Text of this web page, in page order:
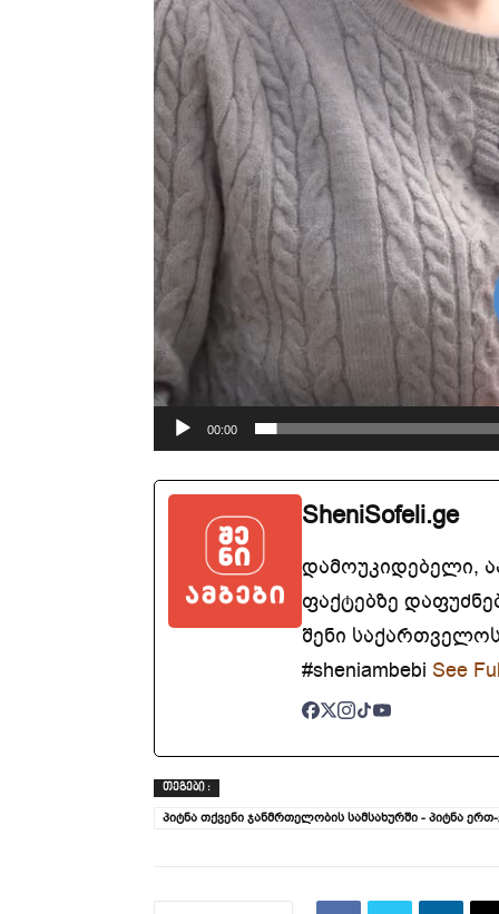
00:00
SheniSofeli.ge
დამოუკიდებელი,
ფაქტებზე
შენი
#sheniambebi See
ᲗᲔᲒᲔᲑᲘ :
პიტნა თქვენი ჯანმრთელობის სამსახურში - პიტნა